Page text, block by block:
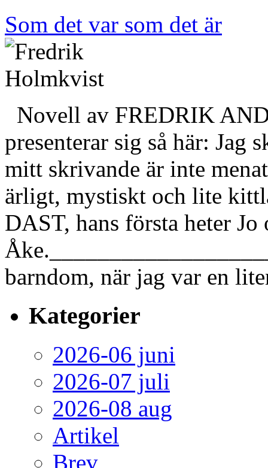
Som det var som det är
Novell av FREDRIK
presenterar sig så här: Jag
mitt skrivande är inte
ärligt, mystiskt och lite
DAST, hans första heter Jo
barndom, när jag var en
Kategorier
2026-06 juni
2026-07 juli
2026-08 aug
Artikel
Brev